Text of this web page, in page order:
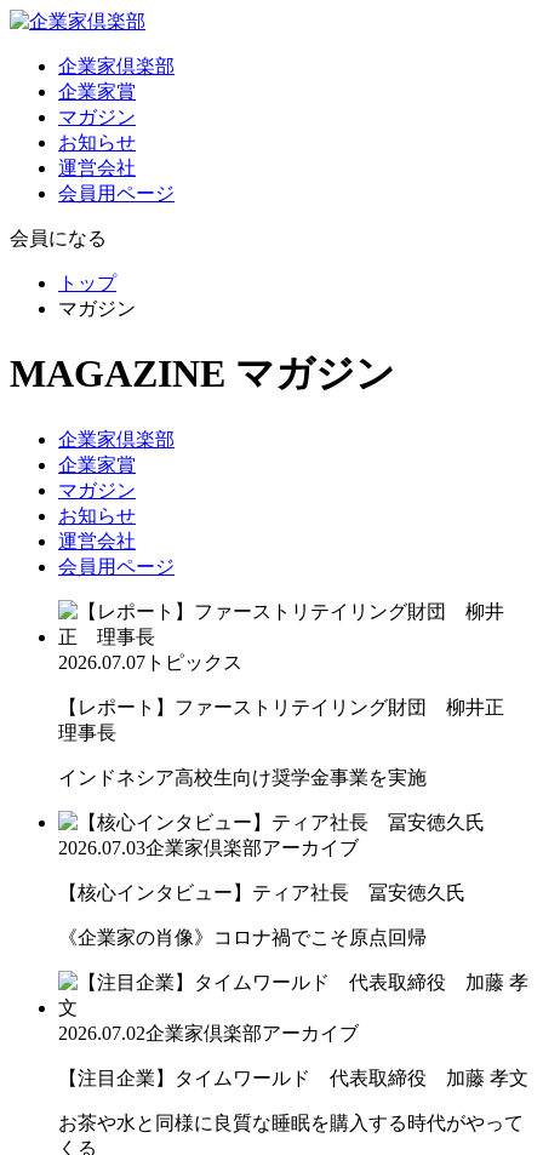
企業家倶楽部
企業家賞
マガジン
お知らせ
運営会社
会員用ページ
会員になる
トップ
マガジン
MAGAZINE マガジン
企業家倶楽部
企業家賞
マガジン
お知らせ
運営会社
会員用ページ
2026.07.07 トピックス
【レポート】ファーストリテイリング財団 柳井正
理事長
インドネシア高校生向け奨学金事業を実施
2026.07.03企業家倶楽部アーカイブ
【核心インタビュー】ティア社長 冨安徳久氏
《企業家の肖像》コロナ禍でこそ原点回帰
2026.07.02企業家倶楽部アーカイブ
【注目企業】タイムワールド 代表取締役 加藤 孝文
お茶や水と同様に良質な睡眠を購入する時代がやって
くる